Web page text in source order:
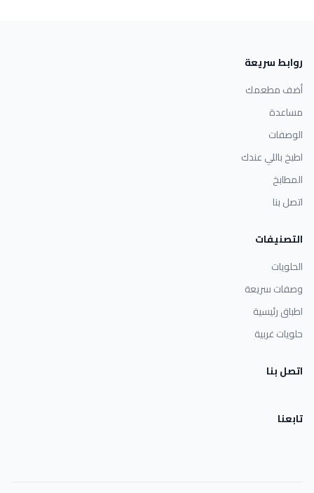
روابط سريعة
أضف مطعمك
مساعدة
الوصفات
اطبخ باللي عندك
المطابخ
اتصل بنا
التصنيفات
الحلويات
وصفات سريعة
اطباق رئيسية
حلويات غربية
اتصل بنا
تابعنا